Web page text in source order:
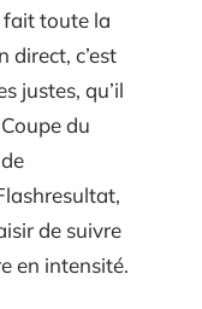
fait toute la
direct, c’est
justes, qu’il
du
de suivre
en intensité.